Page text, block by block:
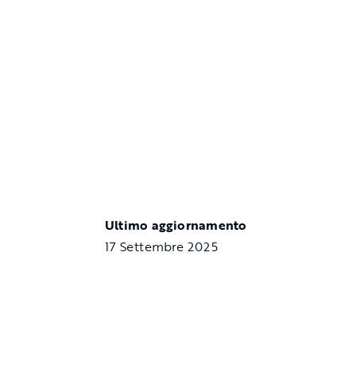
Ultimo aggiornamento
17 Settembre 2025